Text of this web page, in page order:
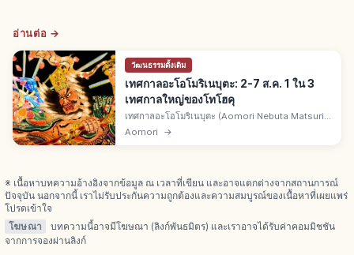
อ่านต่อ →
วัฒนธรรมดั้งเดิม
เทศกาลอะโอโมริเนบุตะ: 2-7 ส.ค. 1 ใน 3
เทศกาลใหญ่ของโทโฮคุ
เทศกาลอะโอโมริเนบุตะ (Aomori Nebuta Matsuri)
เมืองอาโอโมริ จ.อาโอโมริ 2-7 ส.ค. ทุกปี 1 ใน 3
Aomori →
※ เนื้อหาบทความอ้างอิงจากข้อมูล ณ เวลาที่เขียน และอาจแตกต่างจากสถานการณ์
ปัจจุบัน นอกจากนี้ เราไม่รับประกันความถูกต้องและความสมบูรณ์ของเนื้อหาที่เผยแพร่
โปรดเข้าใจ
โฆษณา
บทความนี้อาจมีโฆษณา (ลิงก์พันธมิตร) และเราอาจได้รับค่าคอมมิชชัน
จากการจองผ่านลิงก์